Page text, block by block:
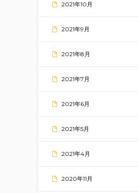
2021年10月
2021年9月
2021年8月
2021年7月
2021年6月
2021年5月
2021年4月
2020年11月